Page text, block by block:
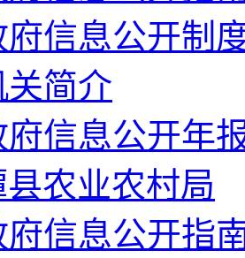
府信息公开制
关简介
府信息公开年
县农业农村局
府信息公开指